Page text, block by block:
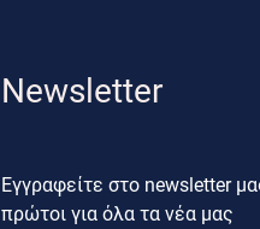
Newsletter
Εγγραφείτε στο newsletter
πρώτοι για όλα τα νέα μας